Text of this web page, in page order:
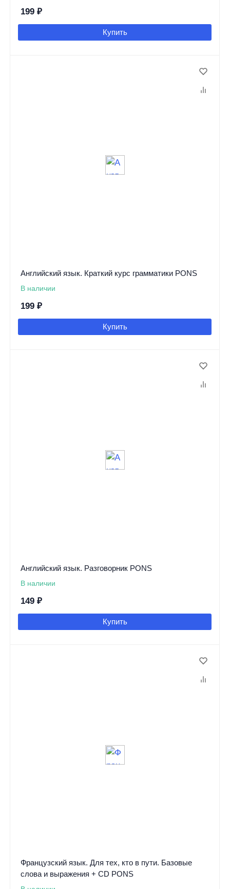
199 ₽
Купить
Английский язык. Краткий курс грамматики PONS
В наличии
199 ₽
Купить
Английский язык. Разговорник PONS
В наличии
149 ₽
Купить
Французский язык. Для тех, кто в пути. Базовые
слова и выражения + СD PONS